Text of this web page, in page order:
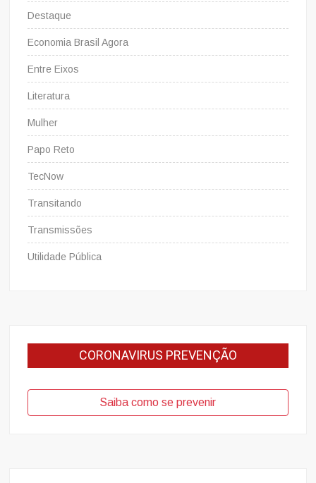
Destaque
Economia Brasil Agora
Entre Eixos
Literatura
Mulher
Papo Reto
TecNow
Transitando
Transmissões
Utilidade Pública
CORONAVIRUS PREVENÇÃO
Saiba como se prevenir